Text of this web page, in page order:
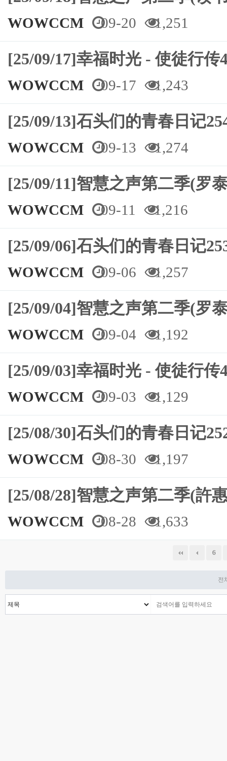
WOWCCM 09-20 1,251
[25/09/17]幸福时光 - 使徒行
WOWCCM 09-17 1,243
[25/09/13]石头们的青春日记
WOWCCM 09-13 1,274
[25/09/11]智慧之声第二季(
WOWCCM 09-11 1,216
[25/09/06]石头们的青春日记
WOWCCM 09-06 1,257
[25/09/04]智慧之声第二季(
WOWCCM 09-04 1,192
[25/09/03]幸福时光 - 使徒行
WOWCCM 09-03 1,129
[25/08/30]石头们的青春日记
WOWCCM 08-30 1,197
[25/08/28]智慧之声第二季(許
WOWCCM 08-28 1,633
6
전